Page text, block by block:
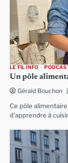
LE FIL INFO
Un pôle
Gérald Bouchon
Ce pôle
d’apprendre à